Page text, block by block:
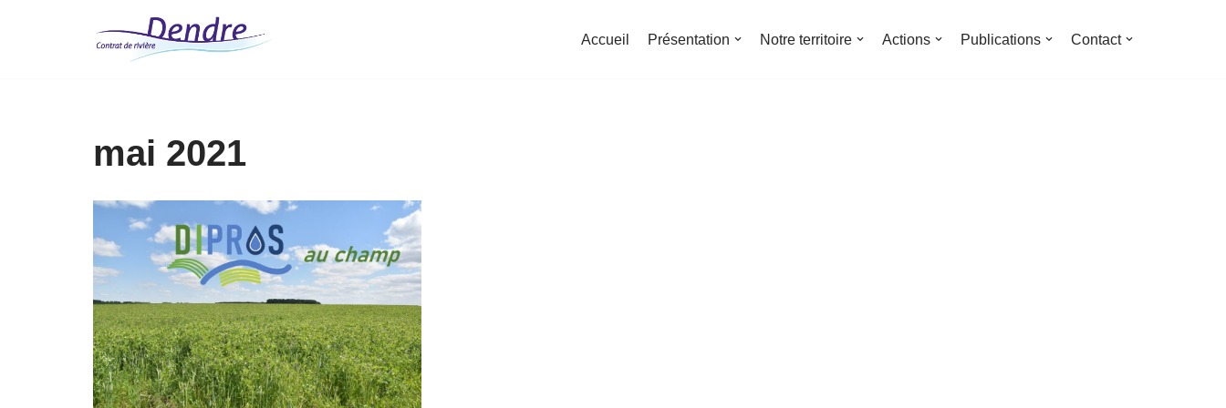
Accueil Présentation Notre territoire Actions Publications Contact
mai 2021